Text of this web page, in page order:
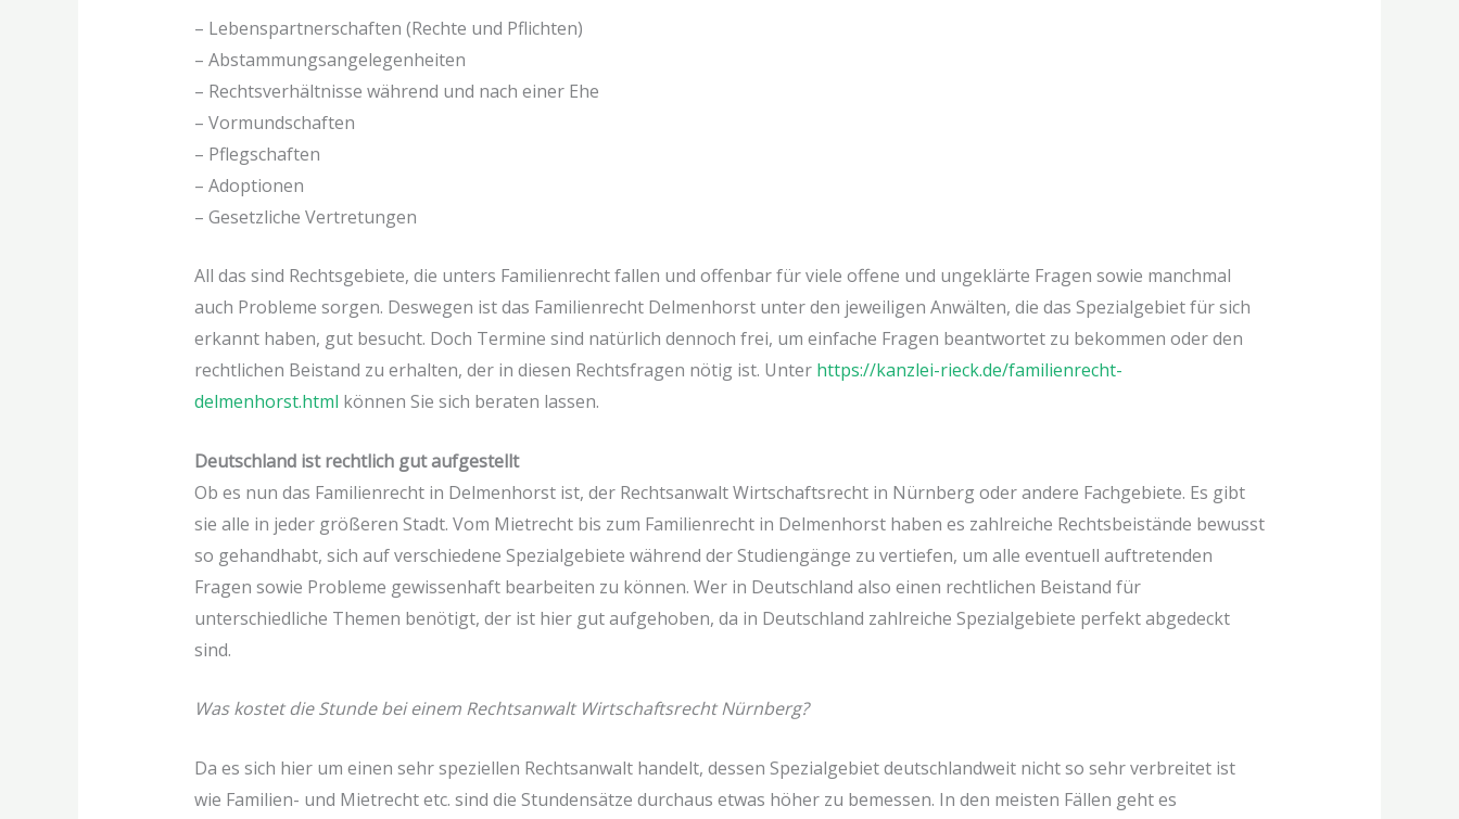
– Lebenspartnerschaften (Rechte und Pflichten)
– Abstammungsangelegenheiten
– Rechtsverhältnisse während und nach einer Ehe
– Vormundschaften
– Pflegschaften
– Adoptionen
– Gesetzliche Vertretungen
All das sind Rechtsgebiete, die unters Familienrecht fallen und offenbar für viele offene und ungeklärte Fragen sowie manchmal
auch Probleme sorgen. Deswegen ist das Familienrecht Delmenhorst unter den jeweiligen Anwälten, die das Spezialgebiet für sich
erkannt haben, gut besucht. Doch Termine sind natürlich dennoch frei, um einfache Fragen beantwortet zu bekommen oder den
rechtlichen Beistand zu erhalten, der in diesen Rechtsfragen nötig ist. Unter https://kanzlei-rieck.de/familienrecht-
delmenhorst.html können Sie sich beraten lassen.
Deutschland ist rechtlich gut aufgestellt
Ob es nun das Familienrecht in Delmenhorst ist, der Rechtsanwalt Wirtschaftsrecht in Nürnberg oder andere Fachgebiete. Es gibt
sie alle in jeder größeren Stadt. Vom Mietrecht bis zum Familienrecht in Delmenhorst haben es zahlreiche Rechtsbeistände bewusst
so gehandhabt, sich auf verschiedene Spezialgebiete während der Studiengänge zu vertiefen, um alle eventuell auftretenden
Fragen sowie Probleme gewissenhaft bearbeiten zu können. Wer in Deutschland also einen rechtlichen Beistand für
unterschiedliche Themen benötigt, der ist hier gut aufgehoben, da in Deutschland zahlreiche Spezialgebiete perfekt abgedeckt
sind.
Was kostet die Stunde bei einem Rechtsanwalt Wirtschaftsrecht Nürnberg?
Da es sich hier um einen sehr speziellen Rechtsanwalt handelt, dessen Spezialgebiet deutschlandweit nicht so sehr verbreitet ist
wie Familien- und Mietrecht etc. sind die Stundensätze durchaus etwas höher zu bemessen. In den meisten Fällen geht es